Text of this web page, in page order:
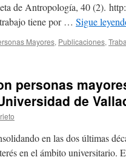
de Antropología, 40 (2).
tiene por … Sigue
Mayores, Publicaciones,
personas
de
en las dos últimas
en el ámbito universitario.